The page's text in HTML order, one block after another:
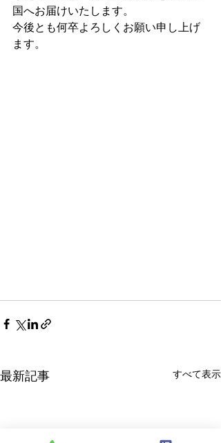
国へお届けいたします。
今後とも何卒よろしくお願い申し上げ
ます。
最新記事 すべて表示